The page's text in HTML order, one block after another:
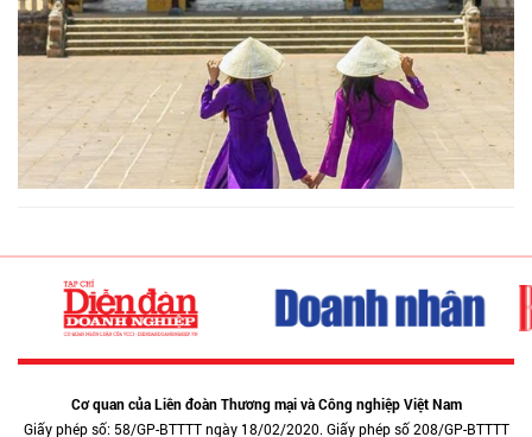
Cơ quan của Liên đoàn Thương mại và Công nghiệp Việt Nam
Giấy phép số: 58/GP-BTTTT ngày 18/02/2020. Giấy phép số 208/GP-BTTTT